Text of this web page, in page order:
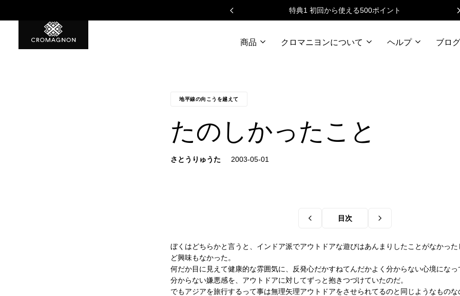
特典1 初回から使える500ポイント
商品 クロマニヨンについて ヘルプ ブログ
地平線の向こうを越えて
たのしかったこと
さとうりゅうた
目次
ぼくはどちらかと言うと、インドア派でアウトドアな遊びはあんまりしたことがなかっ
ど興味もなかった。
何だか目に見えて健康的な雰囲気に、反発心だかすねてんだかよく分からない心境になっ
分からない嫌悪感を、アウトドアに対してずっと抱きつづけていたのだ。
でもアジアを旅行するって事は無理矢理アウトドアをさせられてるのと同じようなものな